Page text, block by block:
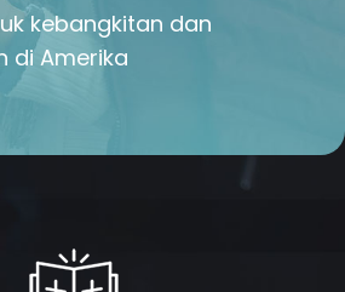
kebangkitan dan
di Amerika